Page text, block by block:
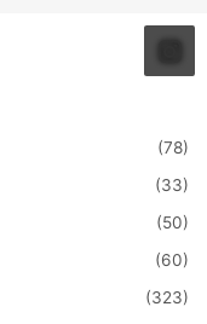
(78)
(33)
(50)
(60)
(323)